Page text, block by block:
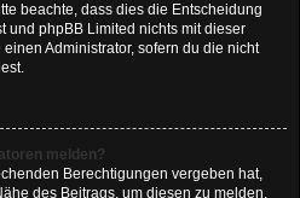
beachte, dass dies die Entscheidung
und phpBB Limited nichts mit dieser
Administrator, sofern du die nicht
melden?
Berechtigungen vergeben hat,
des Beitrags, um diesen zu melden.